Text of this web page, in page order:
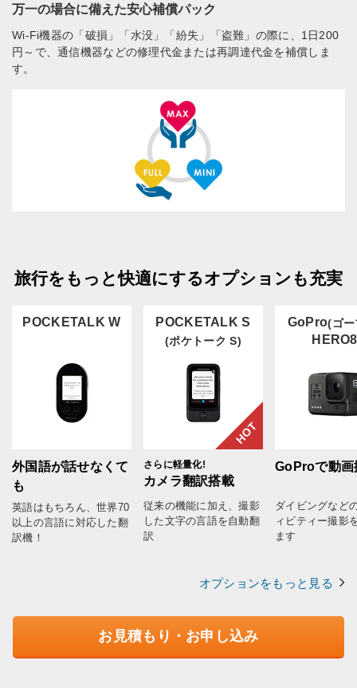
万一の場合に備えた安心補償パック
Wi-Fi機器の「破損」「水没」「紛失」「盗難」の際に、1日200
円～で、通信機器などの修理代金または再調達代金を補償しま
す。
旅行をもっと快適にするオプションも充実
POCKETALK W
外国語が話せなくて
も
英語はもちろん、世界70
以上の言語に対応した翻
訳機！
POCKETALK S
(ポケトーク S)
HOT
さらに軽量化!
カメラ翻訳搭載
従来の機能に加え、撮影
した文字の言語を自動翻
訳
GoPro(ゴ
HERO8
GoProで動画
ダイビングなど
ィビティー撮影
ます
オプションをもっと見る
お見積もり・お申し込み